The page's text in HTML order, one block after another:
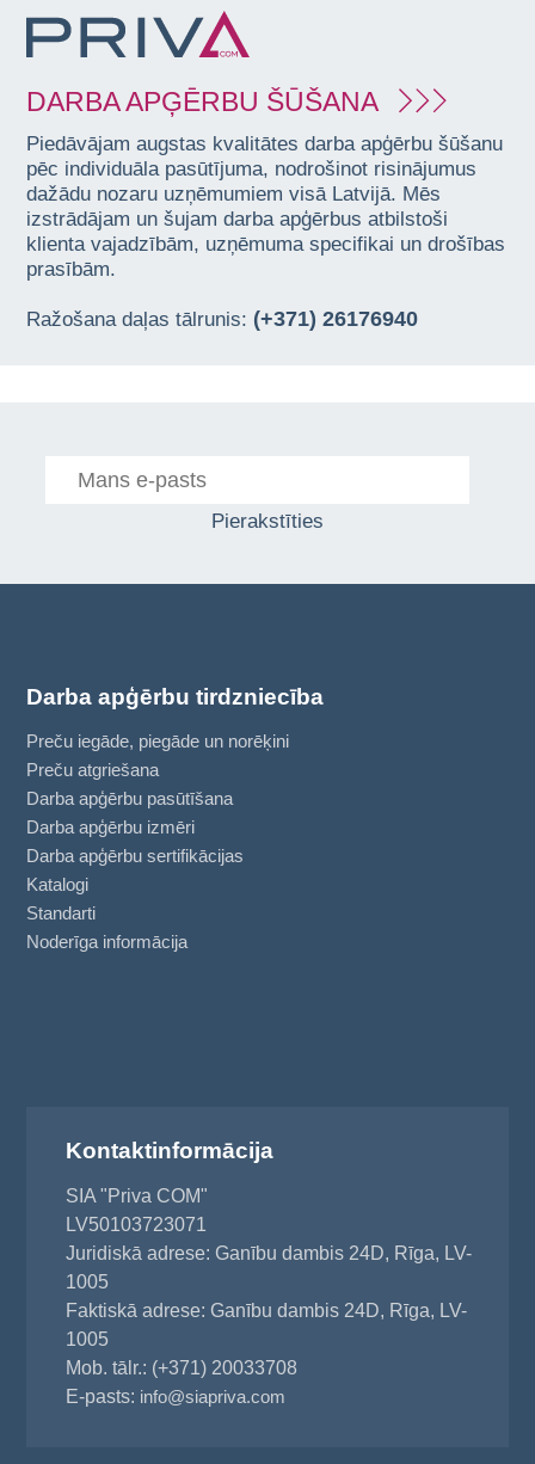
DARBA APĢĒRBU ŠŪŠANA
Piedāvājam augstas kvalitātes darba apģērbu šūšanu
pēc individuāla pasūtījuma, nodrošinot risinājumus
dažādu nozaru uzņēmumiem visā Latvijā. Mēs
izstrādājam un šujam darba apģērbus atbilstoši
klienta vajadzībām, uzņēmuma specifikai un drošības
prasībām.
Ražošana daļas tālrunis: (+371) 26176940
Pierakstīties
Darba apģērbu tirdzniecība
Preču iegāde, piegāde un norēķini
Preču atgriešana
Darba apģērbu pasūtīšana
Darba apģērbu izmēri
Darba apģērbu sertifikācijas
Katalogi
Standarti
Noderīga informācija
Kontaktinformācija
SIA "Priva COM"
LV50103723071
Juridiskā adrese: Ganību dambis 24D, Rīga, LV-
1005
Faktiskā adrese: Ganību dambis 24D, Rīga, LV-
1005
Mob. tālr.: (+371) 20033708
E-pasts: info@siapriva.com